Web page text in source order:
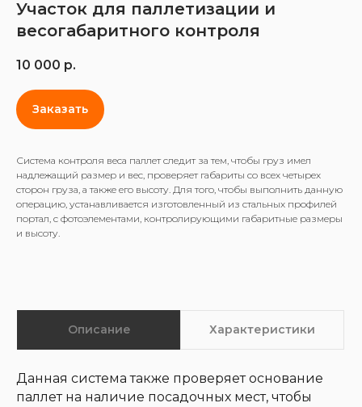
Участок для паллетизации и
весогабаритного контроля
10 000 р.
Заказать
Система контроля веса паллет следит за тем, чтобы груз имел
надлежащий размер и вес, проверяет габариты со всех четырех
сторон груза, а также его высоту. Для того, чтобы выполнить данную
операцию, устанавливается изготовленный из стальных профилей
портал, с фотоэлементами, контролирующими габаритные размеры
и высоту.
Данная система также проверяет основание
паллет на наличие посадочных мест, чтобы